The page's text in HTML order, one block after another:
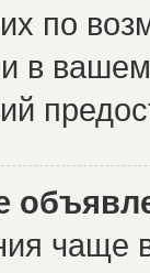
по
в
чаще